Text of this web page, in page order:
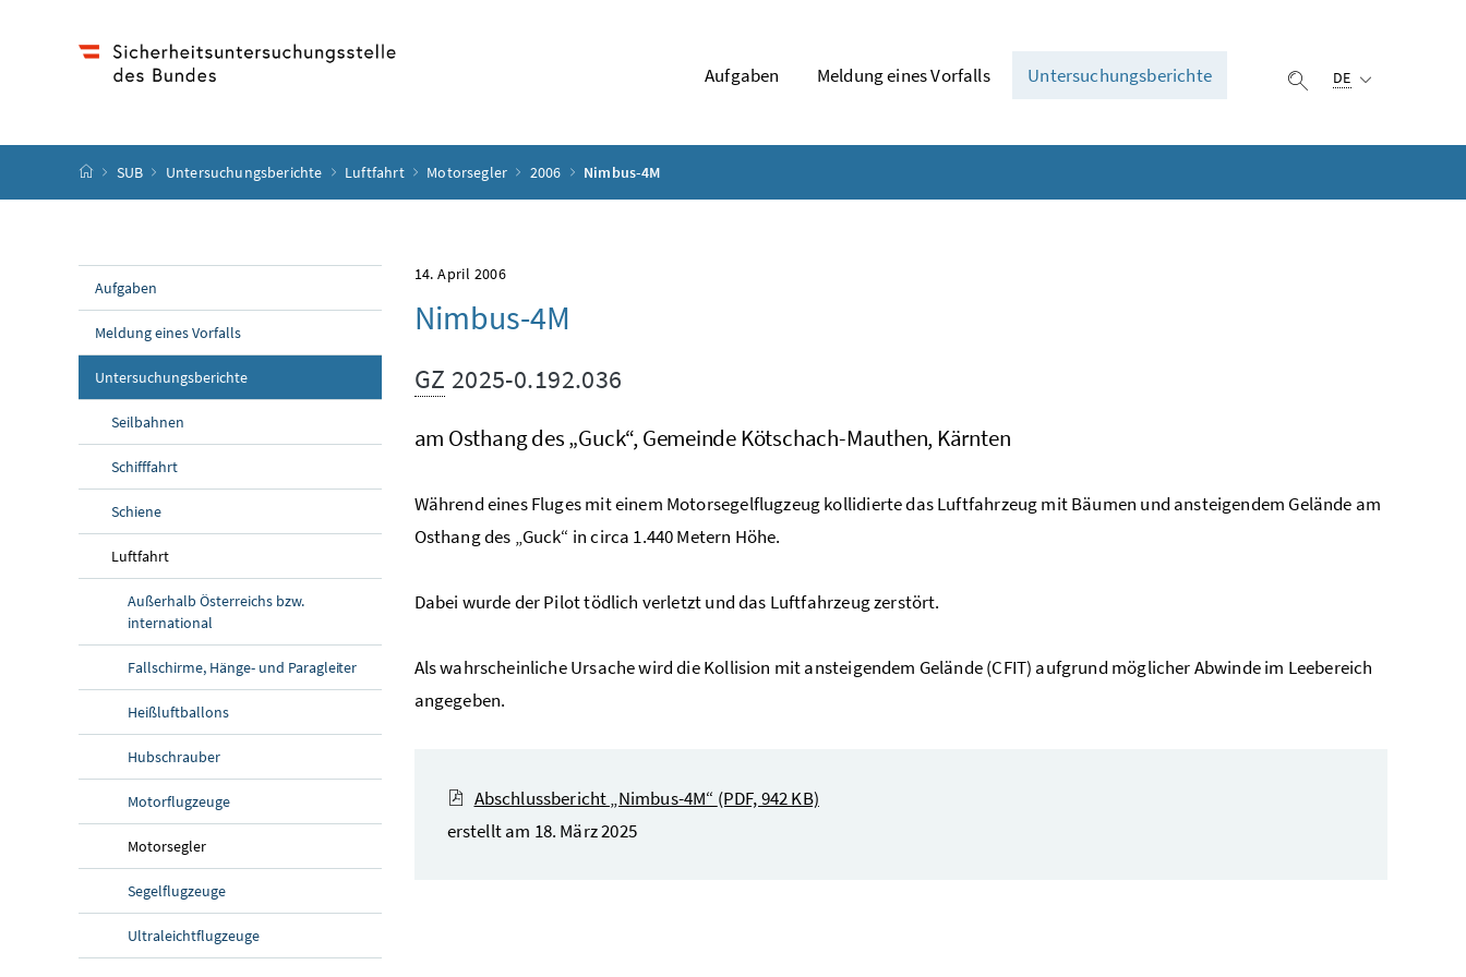
Aufgaben Meldung eines Vorfalls Untersuchungsberichte Suche einblenden
DE
Startseite
SUB Untersuchungsberichte Luftfahrt Motorsegler 2006 Nimbus-4M
Aufgaben
Meldung eines Vorfalls
Untersuchungsberichte
Seilbahnen
Schifffahrt
Schiene
Luftfahrt
Außerhalb Österreichs bzw.
international
Fallschirme, Hänge- und Paragleiter
Heißluftballons
Hubschrauber
Motorflugzeuge
Motorsegler
Segelflugzeuge
Ultraleichtflugzeuge
14. April 2006
Nimbus-4M
GZ 2025-0.192.036
am Osthang des „Guck“, Gemeinde Kötschach-Mauthen, Kärnten
Während eines Fluges mit einem Motorsegelflugzeug kollidierte das Luftfahrzeug mit Bäumen und ansteigendem Gelände am
Osthang des „Guck“ in circa 1.440 Metern Höhe.
Dabei wurde der Pilot tödlich verletzt und das Luftfahrzeug zerstört.
Als wahrscheinliche Ursache wird die Kollision mit ansteigendem Gelände (CFIT) aufgrund möglicher Abwinde im Leebereich
angegeben.
Abschlussbericht „Nimbus-4M“ (PDF, 942 KB)
erstellt am 18. März 2025